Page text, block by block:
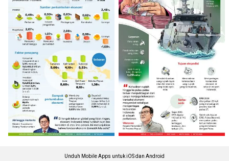
Unduh Mobile Apps untuk iOS dan Android